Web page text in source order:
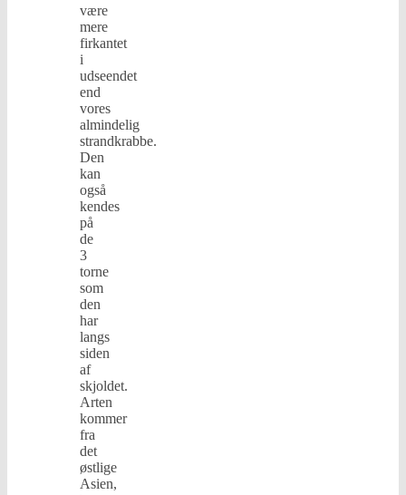
være
mere
firkantet
i
udseendet
end
vores
almindelig
strandkrabbe.
Den
kan
også
kendes
på
de
3
torne
som
den
har
langs
siden
af
skjoldet.
Arten
kommer
fra
det
østlige
Asien,